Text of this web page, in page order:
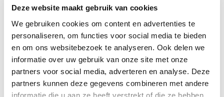
Deze website maakt gebruik van cookies
We gebruiken cookies om content en advertenties te
personaliseren, om functies voor social media te bieden
en om ons websitebezoek te analyseren. Ook delen we
informatie over uw gebruik van onze site met onze
partners voor social media, adverteren en analyse. Deze
partners kunnen deze gegevens combineren met andere
informatie die u aan ze heeft verstrekt of die ze hebben
Dit jaar reikt Hivos voorde tweede keer
be me Award uit. Met de prijs wordt een film
onderscheiden die sterk bijdraagt aan de acceptatie
van LHBTI’s in een land waar dat niet
vanzelfsprekend is. De Award is een blijk van
waardering voor de maker en geeft deze een extra
podium. Juist in landen waar vrijheid van
meningsuiting niet vanzelfsprekend is, moeten